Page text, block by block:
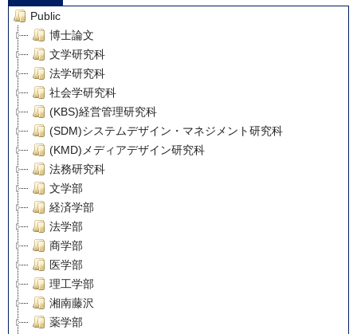
Public
博士論文
文学研究科
法学研究科
社会学研究科
(KBS)経営管理研究科
(SDM)システムデザイン・マネジメント研究科
(KMD)メディアデザイン研究科
法務研究科
文学部
経済学部
法学部
商学部
医学部
理工学部
湘南藤沢
薬学部